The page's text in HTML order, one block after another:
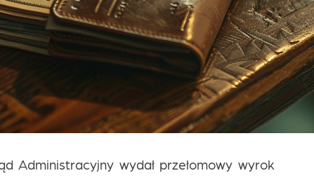
Administracyjny wydał przełomowy wyrok